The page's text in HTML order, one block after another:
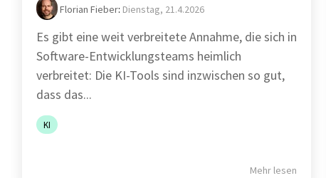
Florian Fieber: Dienstag, 21.4.2026
Es gibt eine weit verbreitete Annahme, die sich in
Software-Entwicklungsteams heimlich
verbreitet: Die KI-Tools sind inzwischen so gut,
dass das...
KI
Mehr lesen